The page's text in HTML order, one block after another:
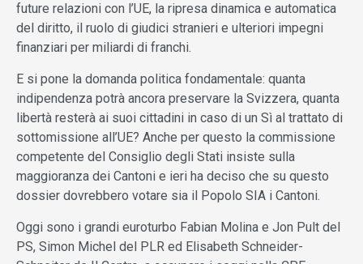
future relazioni con l’UE, la ripresa dinamica e automatica
del diritto, il ruolo di giudici stranieri e ulteriori impegni
finanziari per miliardi di franchi.
E si pone la domanda politica fondamentale: quanta
indipendenza potrà ancora preservare la Svizzera, quanta
libertà resterà ai suoi cittadini in caso di un Sì al trattato di
sottomissione all’UE? Anche per questo la commissione
competente del Consiglio degli Stati insiste sulla
maggioranza dei Cantoni e ieri ha deciso che su questo
dossier dovrebbero votare sia il Popolo SIA i Cantoni.
Oggi sono i grandi euroturbo Fabian Molina e Jon Pult del
PS, Simon Michel del PLR ed Elisabeth Schneider-